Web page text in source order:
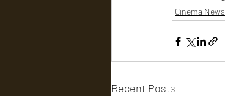
Cinema News
Recent Posts